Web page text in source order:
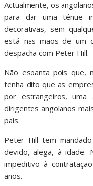
Actualmente, os
para dar uma ténue
decorativas, sem
está nas mãos de um
despacha com Peter Hill.
Não espanta pois que,
tenha dito que as
por estrangeiros, uma
dirigentes angolanos
país.
Peter Hill tem
devido, alega, à idade.
impeditivo à
anos.